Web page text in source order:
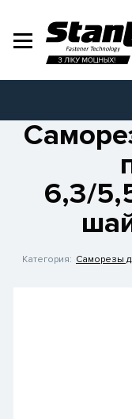
6,3/
Категория: Саморезы